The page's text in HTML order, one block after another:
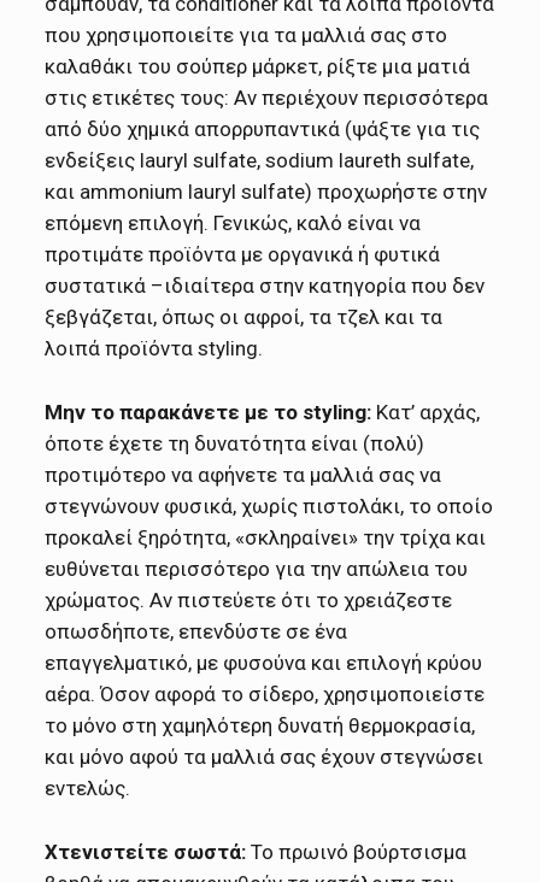
που χρησιμοποιείτε για τα μαλλιά σας στο
καλαθάκι του σούπερ μάρκετ, ρίξτε μια ματιά
στις ετικέτες τους: Αν περιέχουν περισσότερα
από δύο χημικά απορρυπαντικά (ψάξτε για τις
ενδείξεις lauryl sulfate, sodium laureth sulfate,
και ammonium lauryl sulfate) προχωρήστε στην
επόμενη επιλογή. Γενικώς, καλό είναι να
προτιμάτε προϊόντα με οργανικά ή φυτικά
συστατικά –ιδιαίτερα στην κατηγορία που δεν
ξεβγάζεται, όπως οι αφροί, τα τζελ και τα
λοιπά προϊόντα styling.
Μην το παρακάνετε με το styling: Κατ’ αρχάς,
όποτε έχετε τη δυνατότητα είναι (πολύ)
προτιμότερο να αφήνετε τα μαλλιά σας να
στεγνώνουν φυσικά, χωρίς πιστολάκι, το οποίο
προκαλεί ξηρότητα, «σκληραίνει» την τρίχα και
ευθύνεται περισσότερο για την απώλεια του
χρώματος. Αν πιστεύετε ότι το χρειάζεστε
οπωσδήποτε, επενδύστε σε ένα
επαγγελματικό, με φυσούνα και επιλογή κρύου
αέρα. Όσον αφορά το σίδερο, χρησιμοποιείστε
το μόνο στη χαμηλότερη δυνατή θερμοκρασία,
και μόνο αφού τα μαλλιά σας έχουν στεγνώσει
εντελώς.
Χτενιστείτε σωστά: Το πρωινό βούρτσισμα